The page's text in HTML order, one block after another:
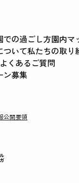
での過ごし方園内マ
ついて私たちの取り
よくあるご質問
ン募集
公開要領